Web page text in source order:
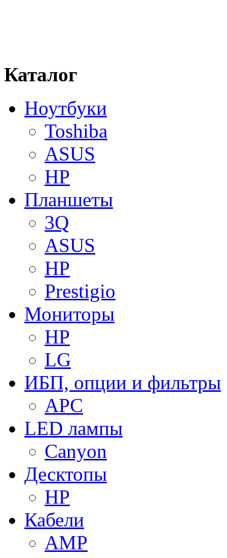
Каталог
Ноутбуки
Toshiba
ASUS
HP
Планшеты
3Q
ASUS
HP
Prestigio
Мониторы
HP
LG
ИБП, опции и фильтры
APC
LED лампы
Canyon
Десктопы
HP
Кабели
AMP